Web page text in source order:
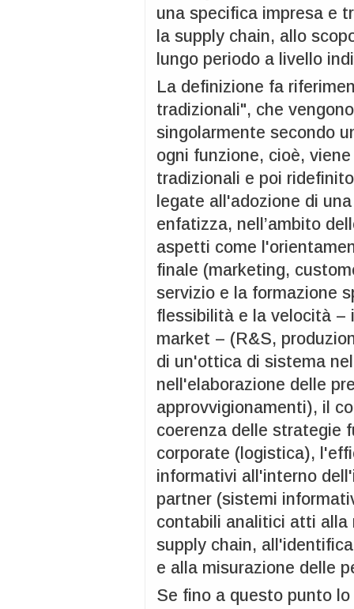
una specifica impresa e
la supply chain, allo
lungo periodo a livello
La definizione fa
tradizionali", che
singolarmente secondo
ogni funzione, cioè,
tradizionali e poi
legate all'adozione di
enfatizza, nell’ambito
aspetti come
finale (marketing,
servizio e la formazione
flessibilità e la velocità –
market – (R&S,
di un'ottica di sistema
nell'elaborazione delle
approvvigionamenti), il
coerenza delle strategie
corporate (logistica),
informativi all'interno
partner (sistemi
contabili analitici atti
supply chain,
e alla misurazione delle
Se fino a questo punto